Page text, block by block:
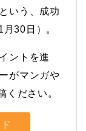
いう、成功
30日）。
ントを進
がマンガや
ください。